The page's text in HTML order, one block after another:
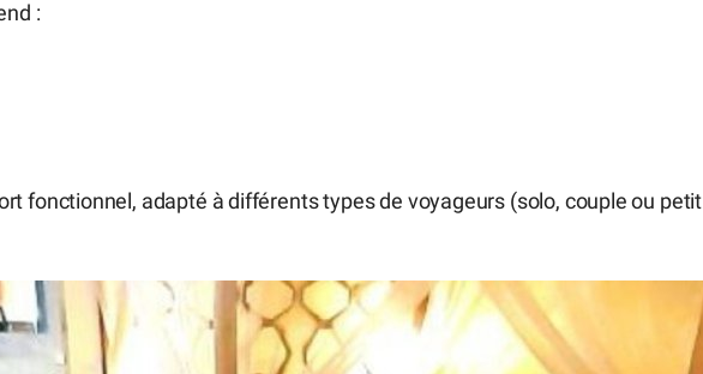
:
fonctionnel, adapté à différents types de voyageurs (solo, couple ou petit